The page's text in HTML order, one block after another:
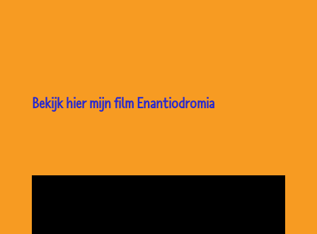
Bekijk hier mijn film Enantiodromia